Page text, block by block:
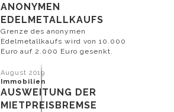
ANONYMEN
EDELMETALLKAUFS
Grenze des anonymen
Edelmetallkaufs wird von 10.000
Euro auf 2.000 Euro gesenkt.
August 2019
Immobilien
AUSWEITUNG DER
MIETPREISBREMSE